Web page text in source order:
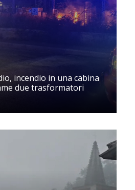
incendio in una cabina
due trasformatori